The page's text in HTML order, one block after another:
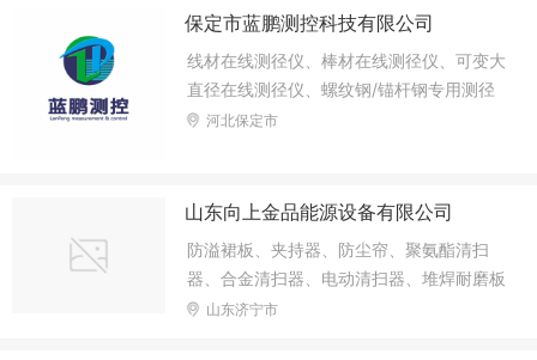
保定市蓝鹏测控科技有限公司
线材在线测径仪、棒材在线测径仪、可变大
直径在线测径仪、螺纹钢/锚杆钢专用测径
仪、钢板/扁钢测宽仪、板材测宽仪、激光
河北保定市
山东向上金品能源设备有限公司
防溢裙板、夹持器、防尘帘、聚氨酯清扫
器、合金清扫器、电动清扫器、堆焊耐磨板
等 山东济宁市